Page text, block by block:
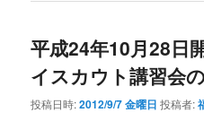
平成24年10月28
イスカウト講習会
投稿日時:2012/9/7 金曜日 投稿者: